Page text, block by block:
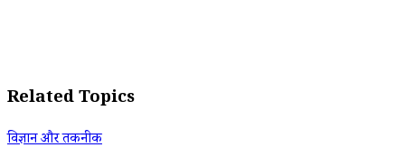
Related Topics
विज्ञान और तकनीक